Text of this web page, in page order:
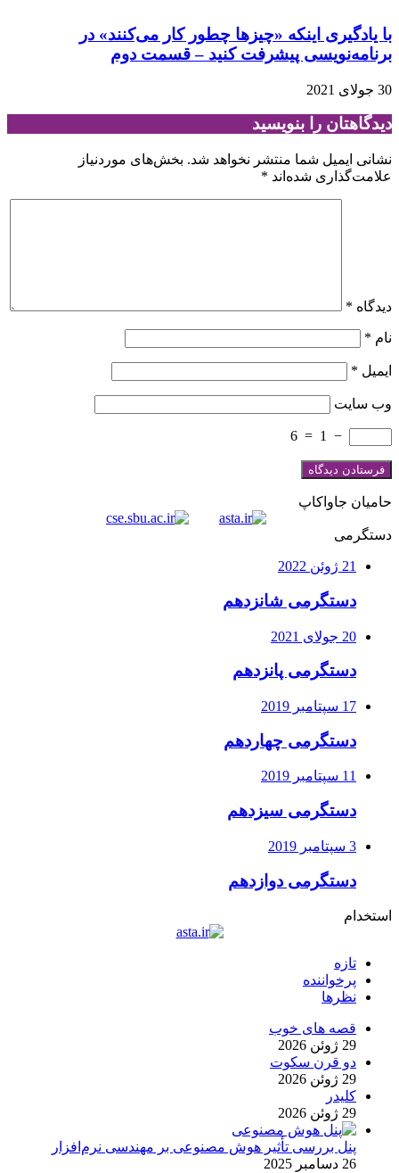
با یادگیری اینکه «چیزها چطور کار می‌کنند» در
برنامه‌نویسی پیشرفت کنید – قسمت دوم
30 جولای 2021
دیدگاهتان را بنویسید
نشانی ایمیل شما منتشر نخواهد شد. بخش‌های موردنیاز
علامت‌گذاری شده‌اند *
دیدگاه *
نام *
ایمیل *
وب‌ سایت
−
1
=
6
حامیان جاواکاپ
دستگرمی
21 ژوئن 2022
دستگرمی شانزدهم
20 جولای 2021
دستگرمی پانزدهم
17 سپتامبر 2019
دستگرمی چهاردهم
11 سپتامبر 2019
دستگرمی سیزدهم
3 سپتامبر 2019
دستگرمی دوازدهم
استخدام
تازه
پرخواننده
نظرها
قصه های خوب
29 ژوئن 2026
دو قرن سکوت
29 ژوئن 2026
کلیدر
29 ژوئن 2026
پنل بررسی تأثیر هوش مصنوعی بر مهندسی نرم‌افزار
26 دسامبر 2025